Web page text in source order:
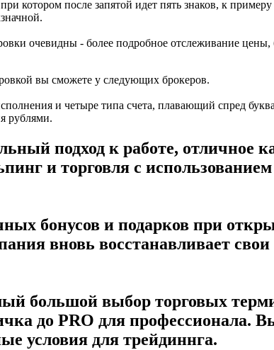
котором после запятой идет пять знаков, к примеру
очевидны - более подробное отслеживание цены,
вы сможете у следующих брокеров.
и четыре типа счета, плавающий спред
рублями.
подход к работе, отличное
и торговля с
бонусов и подарков при
вновь восстанавливает
большой выбор торговых
до PRO для профессионала.
условия для трейдиннга.